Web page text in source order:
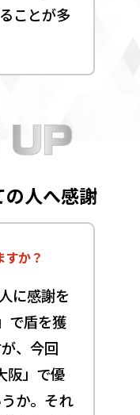
ことが多
の人へ感謝
か？
に感謝を
で盾を獲
、今回
阪」で優
か。それ